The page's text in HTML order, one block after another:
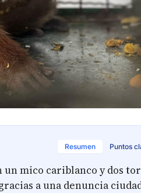
Resumen Puntos
un mico cariblanco y dos
a una denuncia